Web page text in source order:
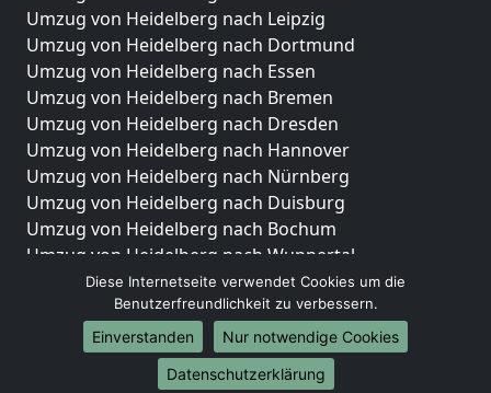
Umzug von Heidelberg nach Leipzig
Umzug von Heidelberg nach Dortmund
Umzug von Heidelberg nach Essen
Umzug von Heidelberg nach Bremen
Umzug von Heidelberg nach Dresden
Umzug von Heidelberg nach Hannover
Umzug von Heidelberg nach Nürnberg
Umzug von Heidelberg nach Duisburg
Umzug von Heidelberg nach Bochum
Umzug von Heidelberg nach Wuppertal
Umzug von Heidelberg nach Bielefeld
Umzug von Heidelberg nach Bonn
Umzug von Heidelberg nach Münster
Internationale-Umzüge
Diese Internetseite verwendet Cookies um die
Benutzerfreundlichkeit zu verbessern.
Einverstanden
Nur notwendige Cookies
Datenschutzerklärung